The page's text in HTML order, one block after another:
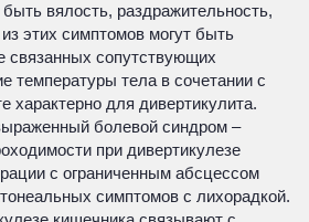
вялость, раздражительность,
этих симптомов могут быть
связанных сопутствующих
температуры тела в сочетании с
характерно для дивертикулита.
болевой синдром –
при дивертикулезе
с ограниченным абсцессом
симптомов с лихорадкой.